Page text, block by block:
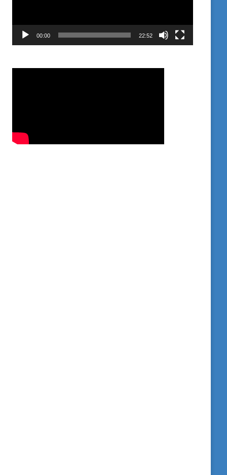
00:00 22:52